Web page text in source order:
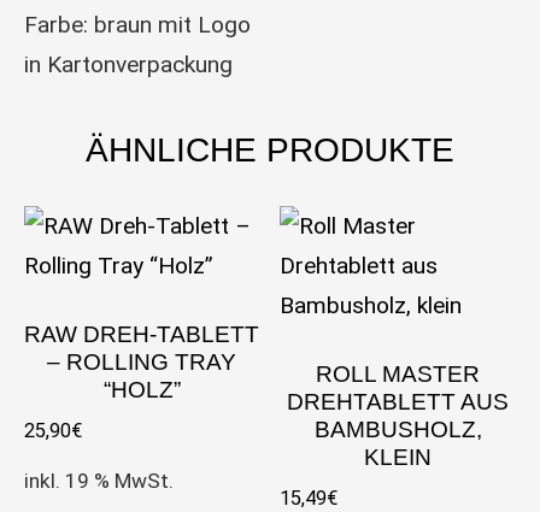
Farbe: braun mit Logo
in Kartonverpackung
ÄHNLICHE PRODUKTE
RAW DREH-TABLETT
– ROLLING TRAY
“HOLZ”
25,90€
inkl. 19 % MwSt.
ROLL MASTER
DREHTABLETT AUS
BAMBUSHOLZ,
KLEIN
15,49€